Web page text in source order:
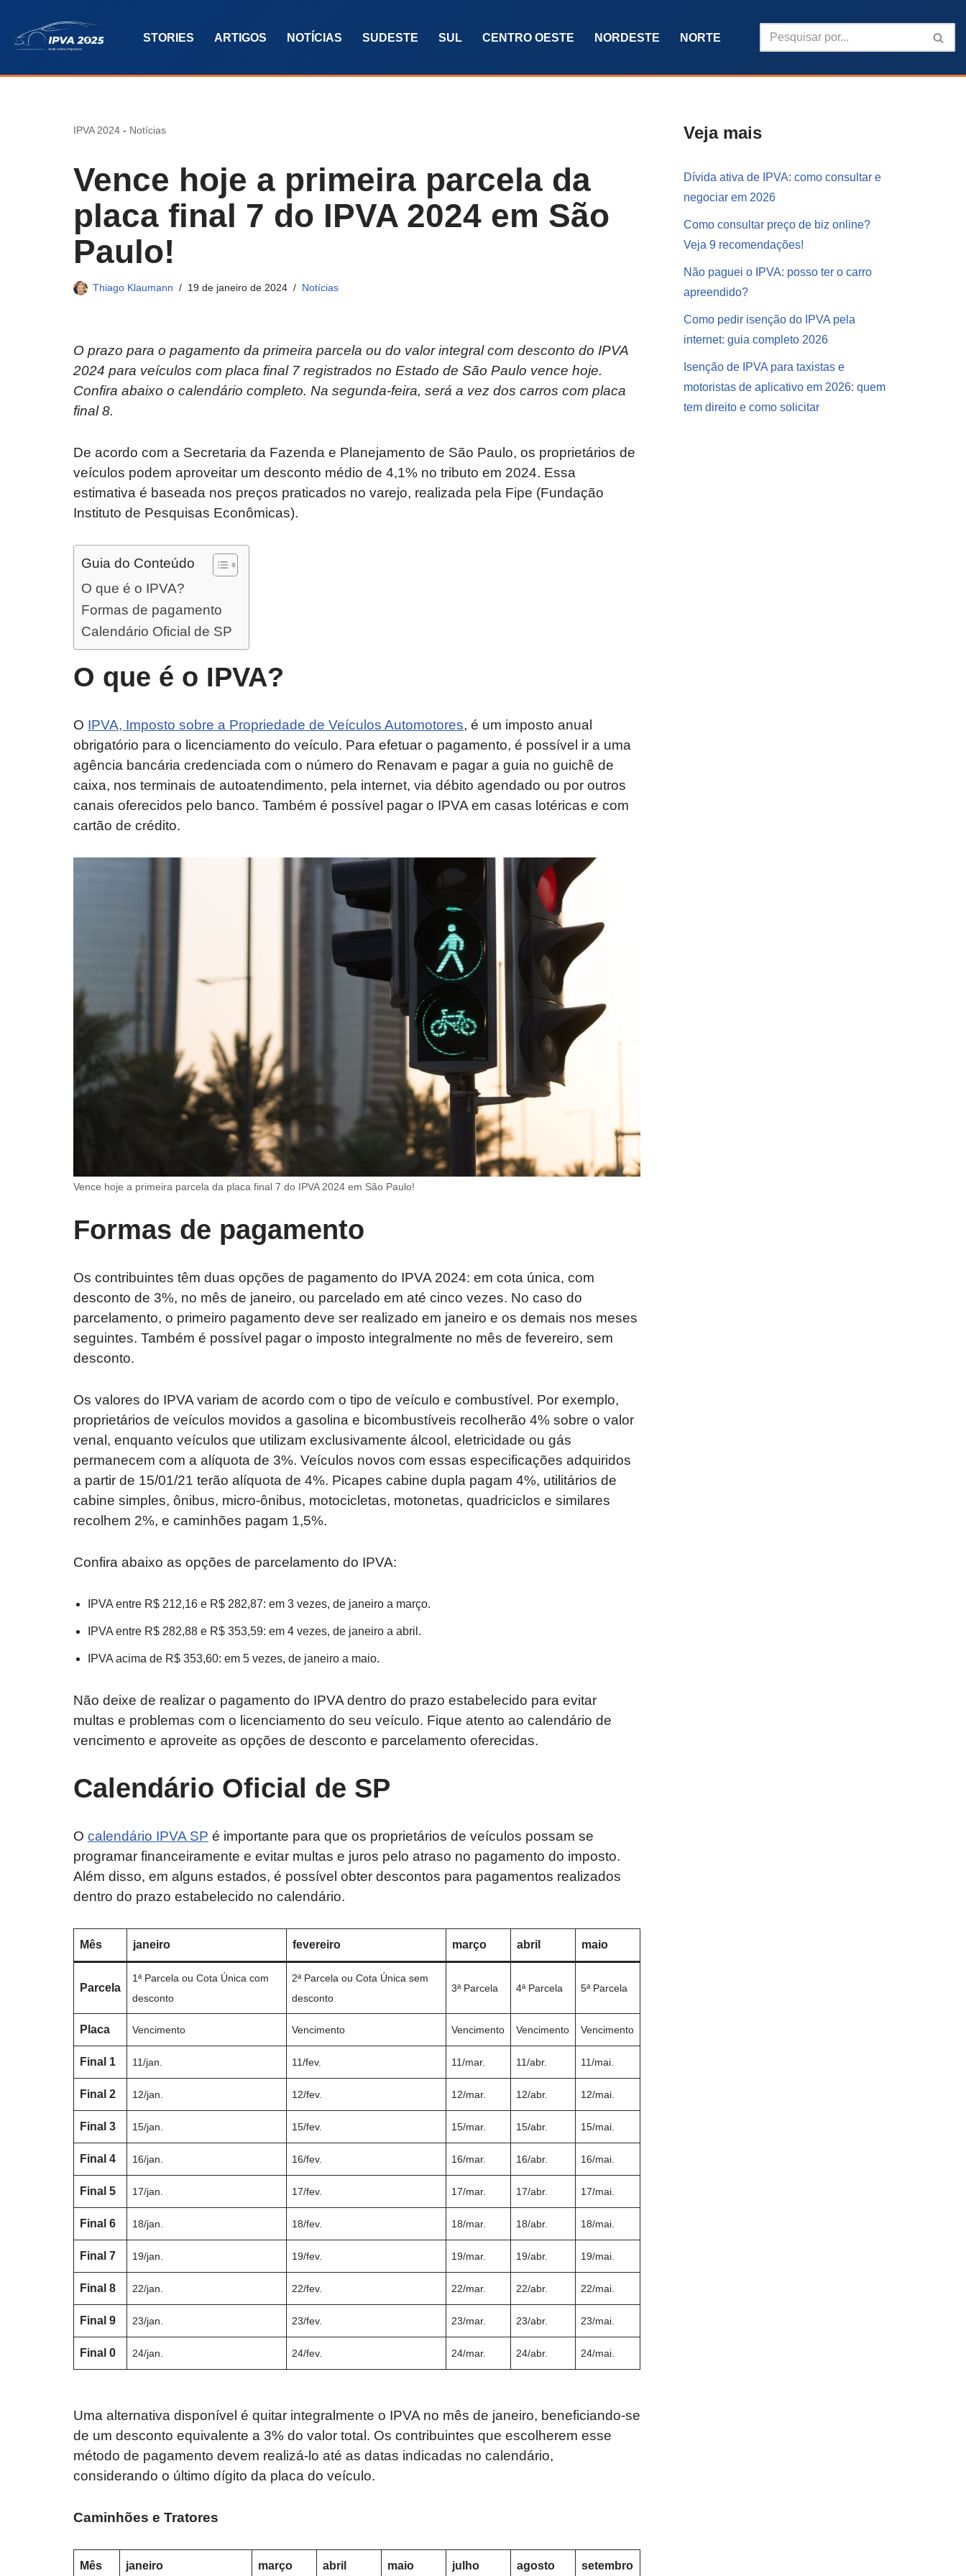
Pular
o
STORIES ARTIGOS NOTÍCIAS SUDESTE SUL CENTRO OESTE NORDESTE NORTE
IPVA 2024 - Notícias
Vence hoje a primeira parcela da
placa final 7 do IPVA 2024 em São
Paulo!
Thiago Klaumann 19 de janeiro de 2024 Notícias
O prazo para o pagamento da primeira parcela ou do valor integral com desconto do IPVA
2024 para veículos com placa final 7 registrados no Estado de São Paulo vence hoje.
Confira abaixo o calendário completo. Na segunda-feira, será a vez dos carros com placa
final 8.
De acordo com a Secretaria da Fazenda e Planejamento de São Paulo, os proprietários de
veículos podem aproveitar um desconto médio de 4,1% no tributo em 2024. Essa
estimativa é baseada nos preços praticados no varejo, realizada pela Fipe (Fundação
Instituto de Pesquisas Econômicas).
Guia do Conteúdo
O que é o IPVA?
Formas de pagamento
Calendário Oficial de SP
O que é o IPVA?
O IPVA, Imposto sobre a Propriedade de Veículos Automotores, é um imposto anual
obrigatório para o licenciamento do veículo. Para efetuar o pagamento, é possível ir a uma
agência bancária credenciada com o número do Renavam e pagar a guia no guichê de
caixa, nos terminais de autoatendimento, pela internet, via débito agendado ou por outros
canais oferecidos pelo banco. Também é possível pagar o IPVA em casas lotéricas e com
cartão de crédito.
Vence hoje a primeira parcela da placa final 7 do IPVA 2024 em São Paulo!
Formas de pagamento
Os contribuintes têm duas opções de pagamento do IPVA 2024: em cota única, com
desconto de 3%, no mês de janeiro, ou parcelado em até cinco vezes. No caso do
parcelamento, o primeiro pagamento deve ser realizado em janeiro e os demais nos meses
seguintes. Também é possível pagar o imposto integralmente no mês de fevereiro, sem
desconto.
Os valores do IPVA variam de acordo com o tipo de veículo e combustível. Por exemplo,
proprietários de veículos movidos a gasolina e bicombustíveis recolherão 4% sobre o valor
venal, enquanto veículos que utilizam exclusivamente álcool, eletricidade ou gás
permanecem com a alíquota de 3%. Veículos novos com essas especificações adquiridos
a partir de 15/01/21 terão alíquota de 4%. Picapes cabine dupla pagam 4%, utilitários de
cabine simples, ônibus, micro-ônibus, motocicletas, motonetas, quadriciclos e similares
recolhem 2%, e caminhões pagam 1,5%.
Confira abaixo as opções de parcelamento do IPVA:
IPVA entre R$ 212,16 e R$ 282,87: em 3 vezes, de janeiro a março.
IPVA entre R$ 282,88 e R$ 353,59: em 4 vezes, de janeiro a abril.
IPVA acima de R$ 353,60: em 5 vezes, de janeiro a maio.
Não deixe de realizar o pagamento do IPVA dentro do prazo estabelecido para evitar
multas e problemas com o licenciamento do seu veículo. Fique atento ao calendário de
vencimento e aproveite as opções de desconto e parcelamento oferecidas.
Calendário Oficial de SP
O calendário IPVA SP é importante para que os proprietários de veículos possam se
programar financeiramente e evitar multas e juros pelo atraso no pagamento do imposto.
Além disso, em alguns estados, é possível obter descontos para pagamentos realizados
dentro do prazo estabelecido no calendário.
Mês janeiro fevereiro março abril maio
Parcela
1ª Parcela ou Cota Única com
desconto
2ª Parcela ou Cota Única sem
desconto
3ª Parcela 4ª Parcela 5ª Parcela
Placa Vencimento Vencimento Vencimento Vencimento Vencimento
Final 1 11/jan. 11/fev. 11/mar. 11/abr. 11/mai.
Final 2 12/jan. 12/fev. 12/mar. 12/abr. 12/mai.
Final 3 15/jan. 15/fev. 15/mar. 15/abr. 15/mai.
Final 4 16/jan. 16/fev. 16/mar. 16/abr. 16/mai.
Final 5 17/jan. 17/fev. 17/mar. 17/abr. 17/mai.
Final 6 18/jan. 18/fev. 18/mar. 18/abr. 18/mai.
Final 7 19/jan. 19/fev. 19/mar. 19/abr. 19/mai.
Final 8 22/jan. 22/fev. 22/mar. 22/abr. 22/mai.
Final 9 23/jan. 23/fev. 23/mar. 23/abr. 23/mai.
Final 0 24/jan. 24/fev. 24/mar. 24/abr. 24/mai.
Uma alternativa disponível é quitar integralmente o IPVA no mês de janeiro, beneficiando-se
de um desconto equivalente a 3% do valor total. Os contribuintes que escolherem esse
método de pagamento devem realizá-lo até as datas indicadas no calendário,
considerando o último dígito da placa do veículo.
Caminhões e Tratores
Mês janeiro março abril maio julho agosto setembro
Veja mais
Dívida ativa de IPVA: como consultar e
negociar em 2026
Como consultar preço de biz online?
Veja 9 recomendações!
Não paguei o IPVA: posso ter o carro
apreendido?
Como pedir isenção do IPVA pela
internet: guia completo 2026
Isenção de IPVA para taxistas e
motoristas de aplicativo em 2026: quem
tem direito e como solicitar